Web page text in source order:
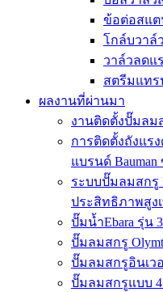
ข้อต่อสแต
โกล์บวาล์
วาล์วลดแร
สตรีมแทร
ผลงานที่ผ่านมา
งานติดตั้งปั๊มลมส
การติดตั้งถังแรง
แบรนด์
ระบบปั๊มลมสกรู
ประสิทธิภาพสูง
ปั๊มน้ำEbara รุ่น
ปั๊มลมสกรู
ปั๊มลมสกรูอินเวอ
ปั๊มลมสกรูแบบ 4